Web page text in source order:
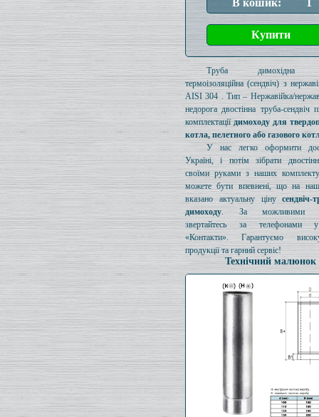
Труба димохідна
термоізоляційна (сендвіч) з
AISI 304 . Тип – Нержавійка/
недорога двостінна труба-сендвіч
комплектаціїдимоходу для
котла, пелетного або газового
У нас легко оформити
Україні, і потім зібрати
своїми руками з наших
можете бути впевнені, що на
вказано актуальну ціну
димоходу. За можливими
звертайтесь за телефонами
«Контакти». Гарантуємо
продукції та гарний сервіс!
Технічний малюнок